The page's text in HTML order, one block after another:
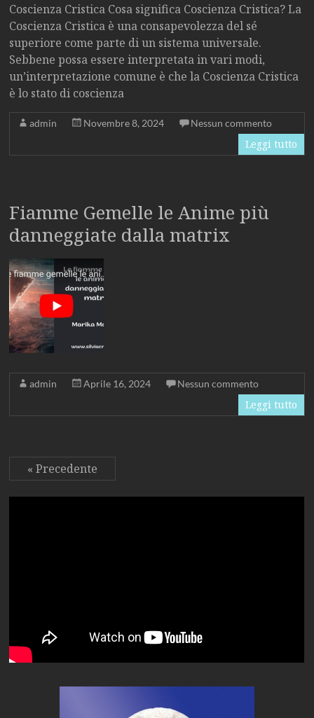
Coscienza Cristica Cosa significa Coscienza Cristica? La
Coscienza Cristica è una consapevolezza del sé
superiore come parte di un sistema universale.
Sebbene possa essere interpretata in vari modi,
un’interpretazione comune è che la Coscienza Cristica
è lo stato di coscienza
admin Novembre 8, 2024 Nessun commento
Leggi tutto
Fiamme Gemelle le Anime più
danneggiate dalla matrix
admin Aprile 16, 2024 Nessun commento
Leggi tutto
« Precedente